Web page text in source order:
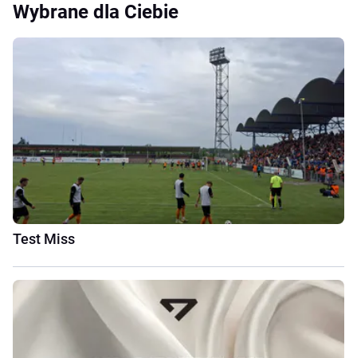
Wybrane dla Ciebie
Test Miss